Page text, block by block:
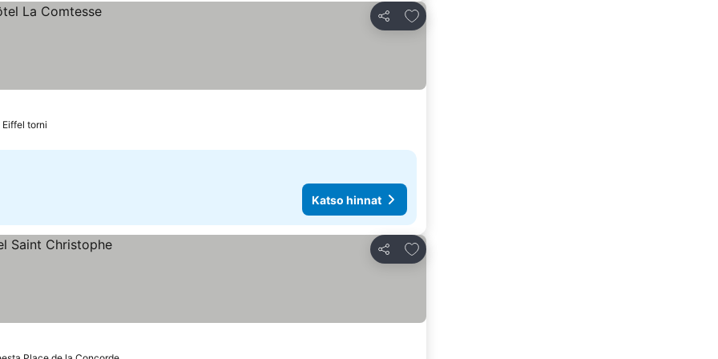
Jaa
Lisää suosikkeihin
Eiffel torni
Katso hinnat
Jaa
Lisää suosikkeihin